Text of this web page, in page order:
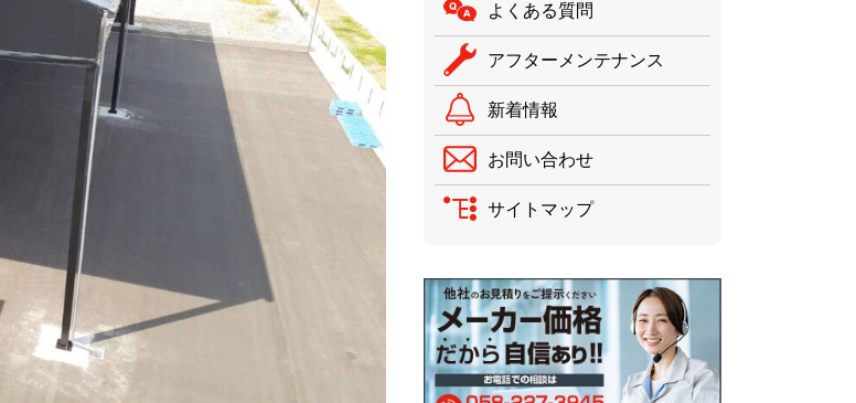
よくある質問
アフターメンテナンス
新着情報
お問い合わせ
サイトマップ